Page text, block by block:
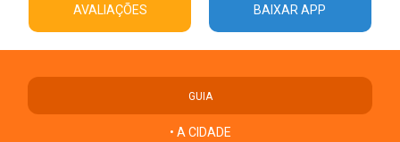
AVALIAÇÕES BAIXAR APP
GUIA
• A CIDADE